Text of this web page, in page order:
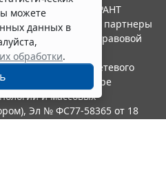
можете
данных в
обработки.
2026. Система ГАРАНТ
"Гарант" и ее партнеры
ассоциации правовой
в качестве сетевого
по надзору в сфере
и массовых
Эл № ФС77-58365 от 18